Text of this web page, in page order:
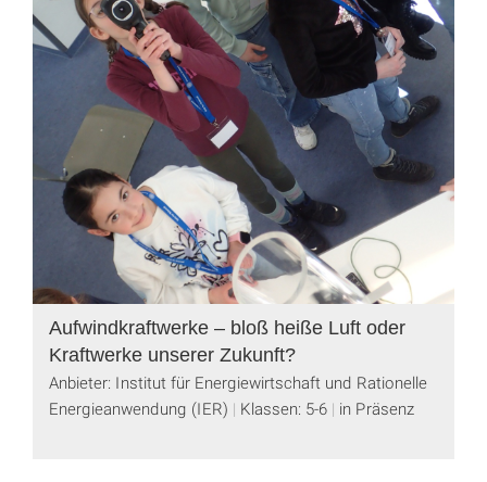
Aufwindkraftwerke – bloß heiße Luft oder
Kraftwerke unserer Zukunft?
Anbieter: Institut für Energiewirtschaft und Rationelle
Energieanwendung (IER)
Klassen: 5-6 in Präsenz